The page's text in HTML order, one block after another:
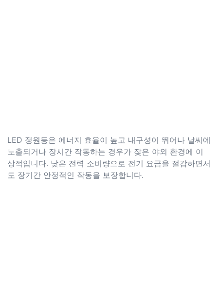
LED 정원등은 에너지 효율이 높고 내구성이 뛰어나 날씨에
노출되거나 장시간 작동하는 경우가 잦은 야외 환경에 이
상적입니다. 낮은 전력 소비량으로 전기 요금을 절감하면서
도 장기간 안정적인 작동을 보장합니다.